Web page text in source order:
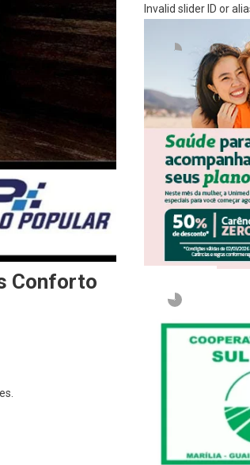
Conforto
Invalid slider ID or